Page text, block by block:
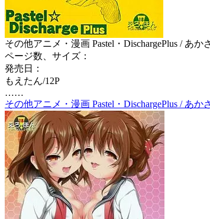
その他アニメ・漫画 Pastel・DischargePlus / あ
ページ数、サイズ：
発売日：
もえたん/12P
……
その他アニメ・漫画 Pastel・DischargePlus / あ